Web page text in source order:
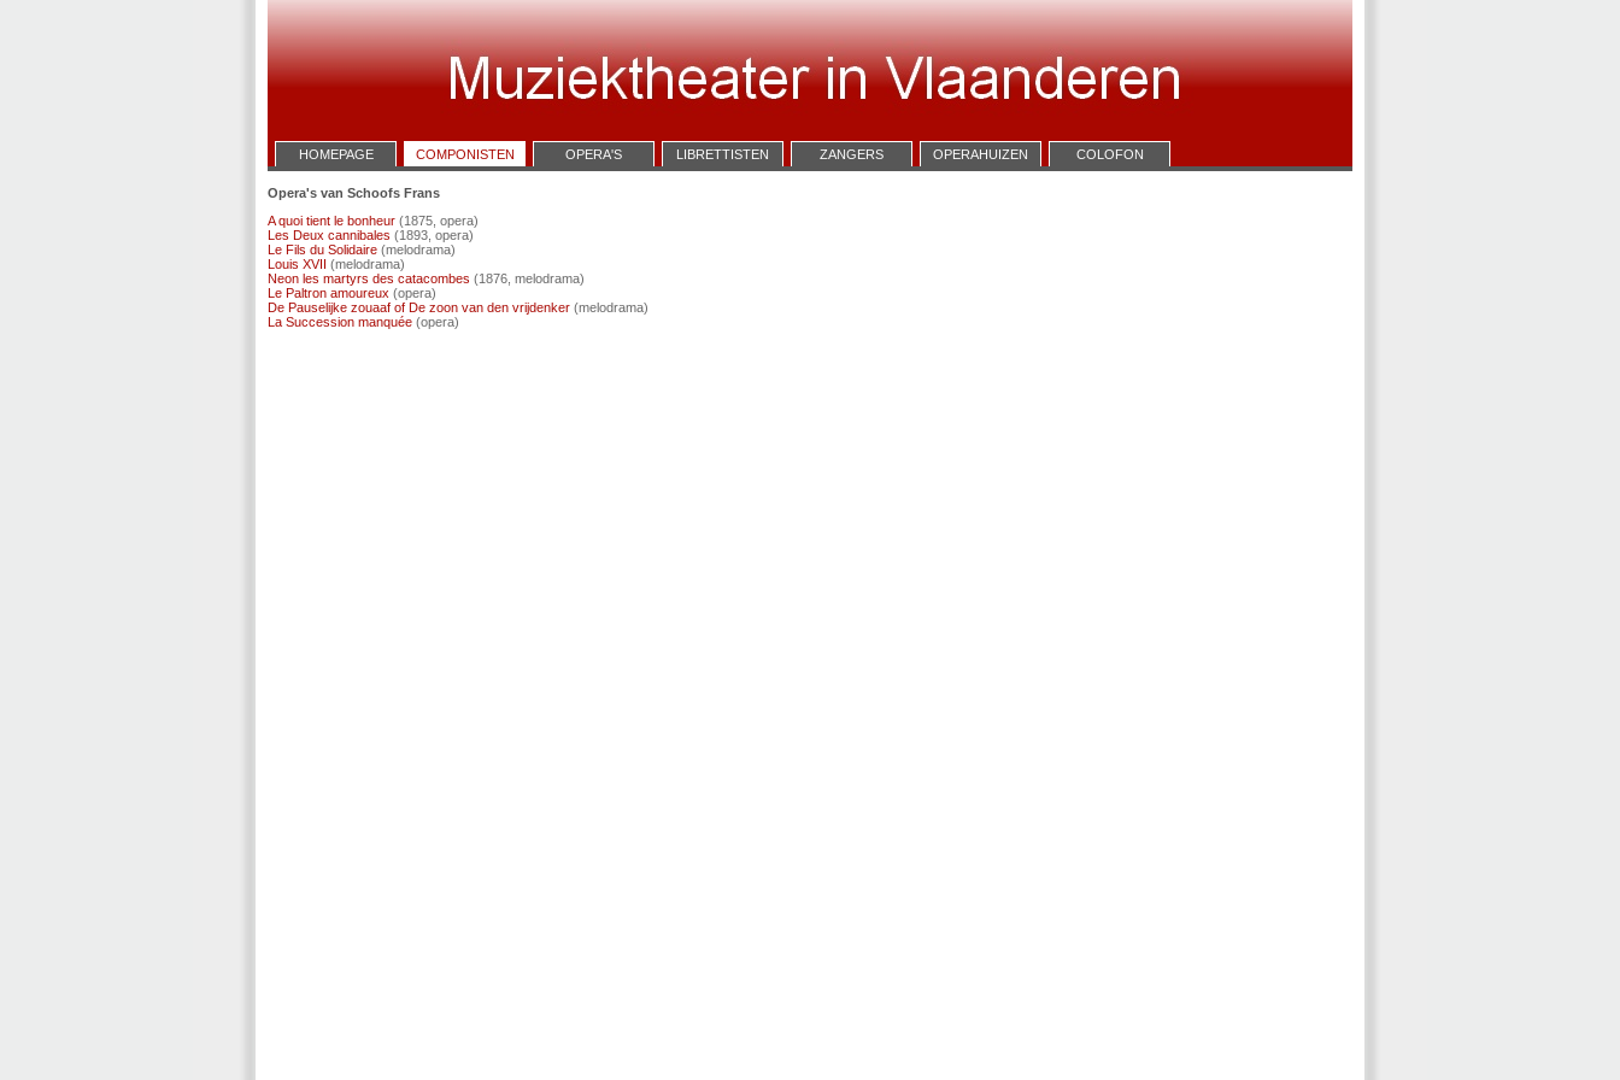
HOMEPAGE COMPONISTEN OPERA'S LIBRETTISTEN ZANGERS OPERAHUIZEN COLOFON
Opera's van Schoofs Frans
A quoi tient le bonheur (1875, opera)
Les Deux cannibales (1893, opera)
Le Fils du Solidaire (melodrama)
Louis XVII (melodrama)
Neon les martyrs des catacombes (1876, melodrama)
Le Paltron amoureux (opera)
De Pauselijke zouaaf of De zoon van den vrijdenker (melodrama)
La Succession manquée (opera)